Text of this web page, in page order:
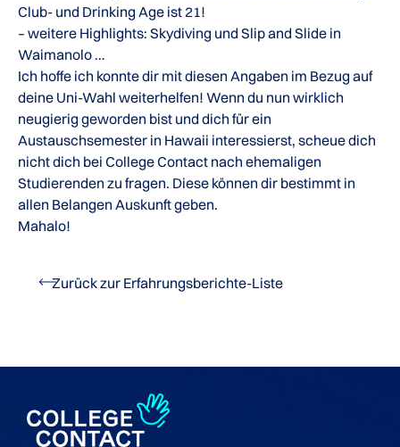
Club- und Drinking Age ist 21!
– weitere Highlights: Skydiving und Slip and Slide in
Waimanolo …
Ich hoffe ich konnte dir mit diesen Angaben im Bezug auf
deine Uni-Wahl weiterhelfen! Wenn du nun wirklich
neugierig geworden bist und dich für ein
Austauschsemester in Hawaii interessierst, scheue dich
nicht dich bei College Contact nach ehemaligen
Studierenden zu fragen. Diese können dir bestimmt in
allen Belangen Auskunft geben.
Mahalo!
Zurück zur Erfahrungsberichte-Liste